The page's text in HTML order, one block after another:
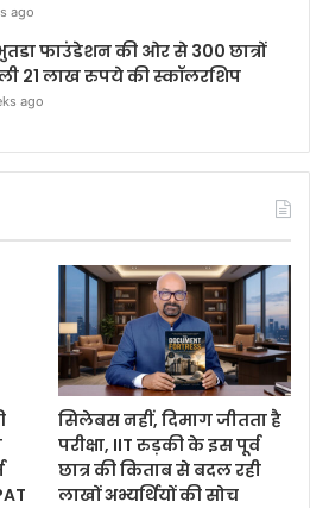
ago
फाउंडेशन की ओर से 300 छात्रों
21 लाख रुपये की स्कॉलरशिप
ago
सिलेबस नहीं, दिमाग जीतता है
परीक्षा, IIT रुड़की के इस पूर्व
छात्र की किताब से बदल रही
लाखों अभ्यर्थियों की सोच